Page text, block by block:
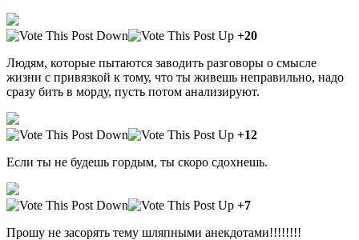
+20
Людям, которые пытаются заводить разговоры о смысле
жизни с привязкой к тому, что ты живешь неправильно, надо
сразу бить в морду, пусть потом анализируют.
+12
Если ты не будешь гордым, ты скоро сдохнешь.
+7
Прошу не засорять тему шляпными анекдотами!!!!!!!!